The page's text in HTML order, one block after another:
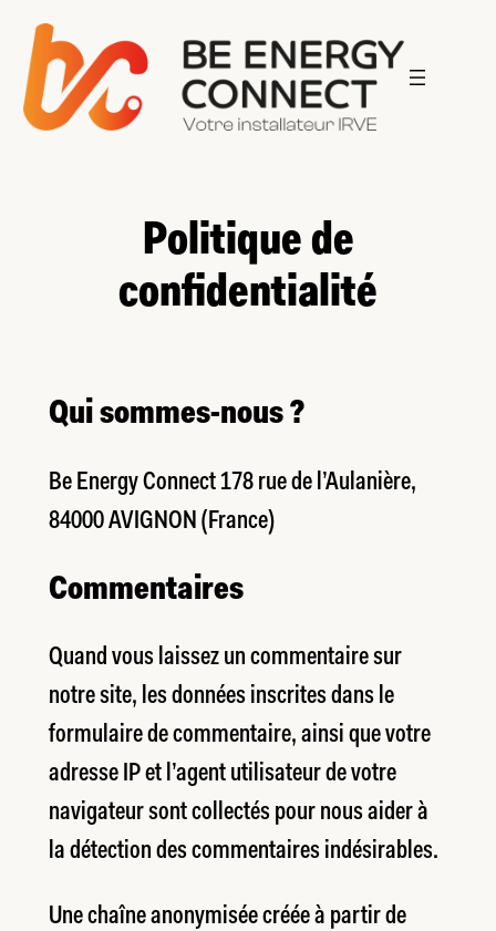
Aller
au
contenu
Politique de
confidentialité
Qui sommes-nous ?
Be Energy Connect 178 rue de l’Aulanière,
84000 AVIGNON (France)
Commentaires
Quand vous laissez un commentaire sur
notre site, les données inscrites dans le
formulaire de commentaire, ainsi que votre
adresse IP et l’agent utilisateur de votre
navigateur sont collectés pour nous aider à
la détection des commentaires indésirables.
Une chaîne anonymisée créée à partir de